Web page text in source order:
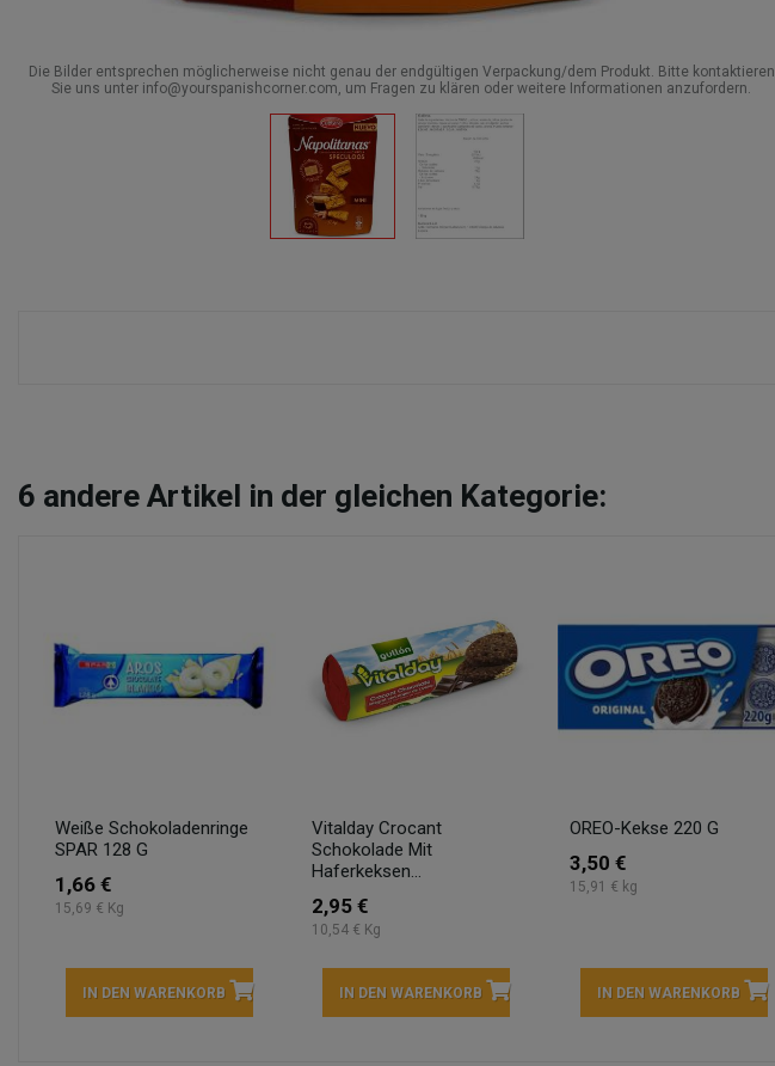
Die Bilder entsprechen möglicherweise nicht genau der endgültigen Verpackung/dem Produkt. Bitte kontaktieren
Sie uns unter info@yourspanishcorner.com, um Fragen zu klären oder weitere Informationen anzufordern.
6 andere Artikel in der gleichen Kategorie:
Weiße Schokoladenringe
SPAR 128 G
1,66 €
15,69 € Kg
IN DEN WARENKORB
Vitalday Crocant
Schokolade Mit
Haferkeksen...
2,95 €
10,54 € Kg
IN DEN WARENKORB
OREO-Kekse 220 G
3,50 €
15,91 € kg
IN DEN WARENKORB